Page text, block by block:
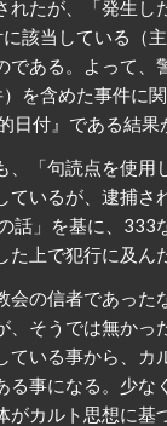
れたが、「発生し
該当している（
である。よって、
を含めた事件に
日付』である結果
、「句読点を使用
ているが、逮捕さ
話」を基に、333
た上で犯行に及ん
会の信者であった
、そうでは無かっ
ている事から、カ
る事になる。少な
がカルト思想に基